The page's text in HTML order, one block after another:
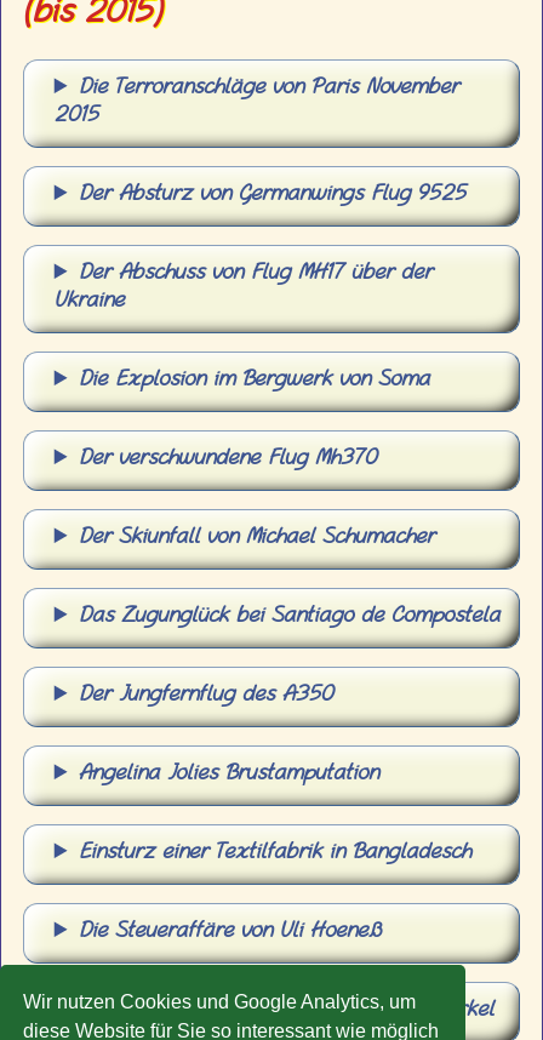
Wir nutzen Cookies und Google Analytics, um
diese Website für Sie so interessant wie möglich
(bis 2015)
Die Terroranschläge von Paris November
2015
Der Absturz von Germanwings Flug 9525
Der Abschuss von Flug MH17 über der
Ukraine
Die Explosion im Bergwerk von Soma
Der verschwundene Flug Mh370
Der Skiunfall von Michael Schumacher
Das Zugunglück bei Santiago de Compostela
Der Jungfernflug des A350
Angelina Jolies Brustamputation
Einsturz einer Textilfabrik in Bangladesch
Die Steueraffäre von Uli Hoeneß
Wahl 2013: Steinbrück gegen Angela Merkel